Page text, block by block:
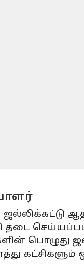
ஜல்லிக்கட்டு
தடை
பொழுது
கட்சிகளும்